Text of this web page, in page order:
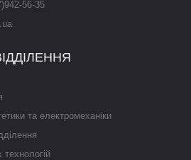
56-35
та електромеханіки
технологій